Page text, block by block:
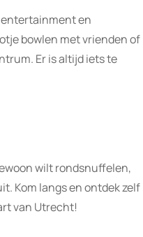
entertainment en
bowlen met vrienden of
Er is altijd iets te
wilt rondsnuffelen,
Kom langs en ontdek zelf
van Utrecht!